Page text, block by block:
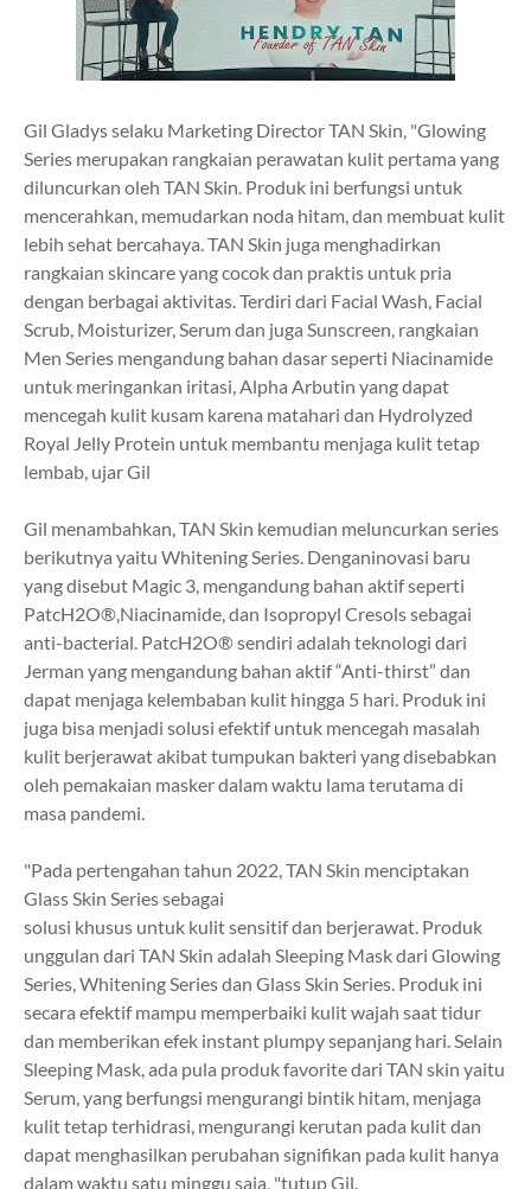
Gil Gladys selaku Marketing Director TAN Skin, "Glowing
Series merupakan rangkaian perawatan kulit pertama yang
diluncurkan oleh TAN Skin. Produk ini berfungsi untuk
mencerahkan, memudarkan noda hitam, dan membuat kulit
lebih sehat bercahaya.TAN Skin juga menghadirkan
rangkaian skincare yang cocok dan praktis untuk pria
dengan berbagai aktivitas. Terdiri dari Facial Wash, Facial
Scrub, Moisturizer, Serum dan juga Sunscreen, rangkaian
Men Series mengandung bahan dasar seperti Niacinamide
untuk meringankan iritasi, Alpha Arbutin yang dapat
mencegah kulit kusam karena matahari dan Hydrolyzed
Royal Jelly Protein untuk membantu menjaga kulit tetap
lembab, ujar Gil
Gil menambahkan, TAN Skin kemudian meluncurkan series
berikutnya yaitu Whitening Series. Denganinovasi baru
yang disebut Magic 3, mengandung bahan aktif seperti
PatcH2O®,Niacinamide, dan Isopropyl Cresols sebagai
anti-bacterial. PatcH2O® sendiri adalah teknologi dari
Jerman yang mengandung bahan aktif “Anti-thirst” dan
dapat menjaga kelembaban kulit hingga 5 hari. Produk ini
juga bisa menjadi solusi efektif untuk mencegah masalah
kulit berjerawat akibat tumpukan bakteri yang disebabkan
oleh pemakaian masker dalam waktu lama terutama di
masa pandemi.
"Pada pertengahan tahun 2022, TAN Skin menciptakan
Glass Skin Series sebagai
solusi khusus untuk kulit sensitif dan berjerawat. Produk
unggulan dari TAN Skin adalah Sleeping Mask dari Glowing
Series, Whitening Series dan Glass Skin Series. Produk ini
secara efektif mampu memperbaiki kulit wajah saat tidur
dan memberikan efek instant plumpy sepanjang hari. Selain
Sleeping Mask, ada pula produk favorite dari TAN skin yaitu
Serum, yang berfungsi mengurangi bintik hitam, menjaga
kulit tetap terhidrasi, mengurangi kerutan pada kulit dan
dapat menghasilkan perubahan signifikan pada kulit hanya
dalam waktu satu minggu saja, "tutup Gil.